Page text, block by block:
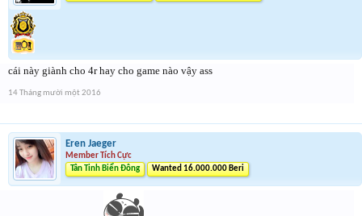
cái này giành cho 4r hay cho game nào vậy ass
14 Tháng mười một 2016
Eren Jaeger
Member Tích Cực
Tân Tinh Biển Đông
Wanted 16.000.000 Beri